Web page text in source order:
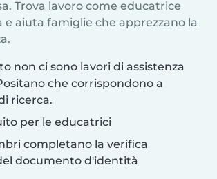
Trova lavoro come educatrice
e aiuta famiglie che apprezzano la
non ci sono lavori di assistenza
che corrispondono a
ricerca.
per le educatrici
completano la verifica
documento d'identità